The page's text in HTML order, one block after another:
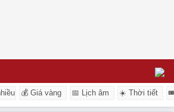
💰 Giá vàng 📅 Lịch âm ☀️ Thời tiết